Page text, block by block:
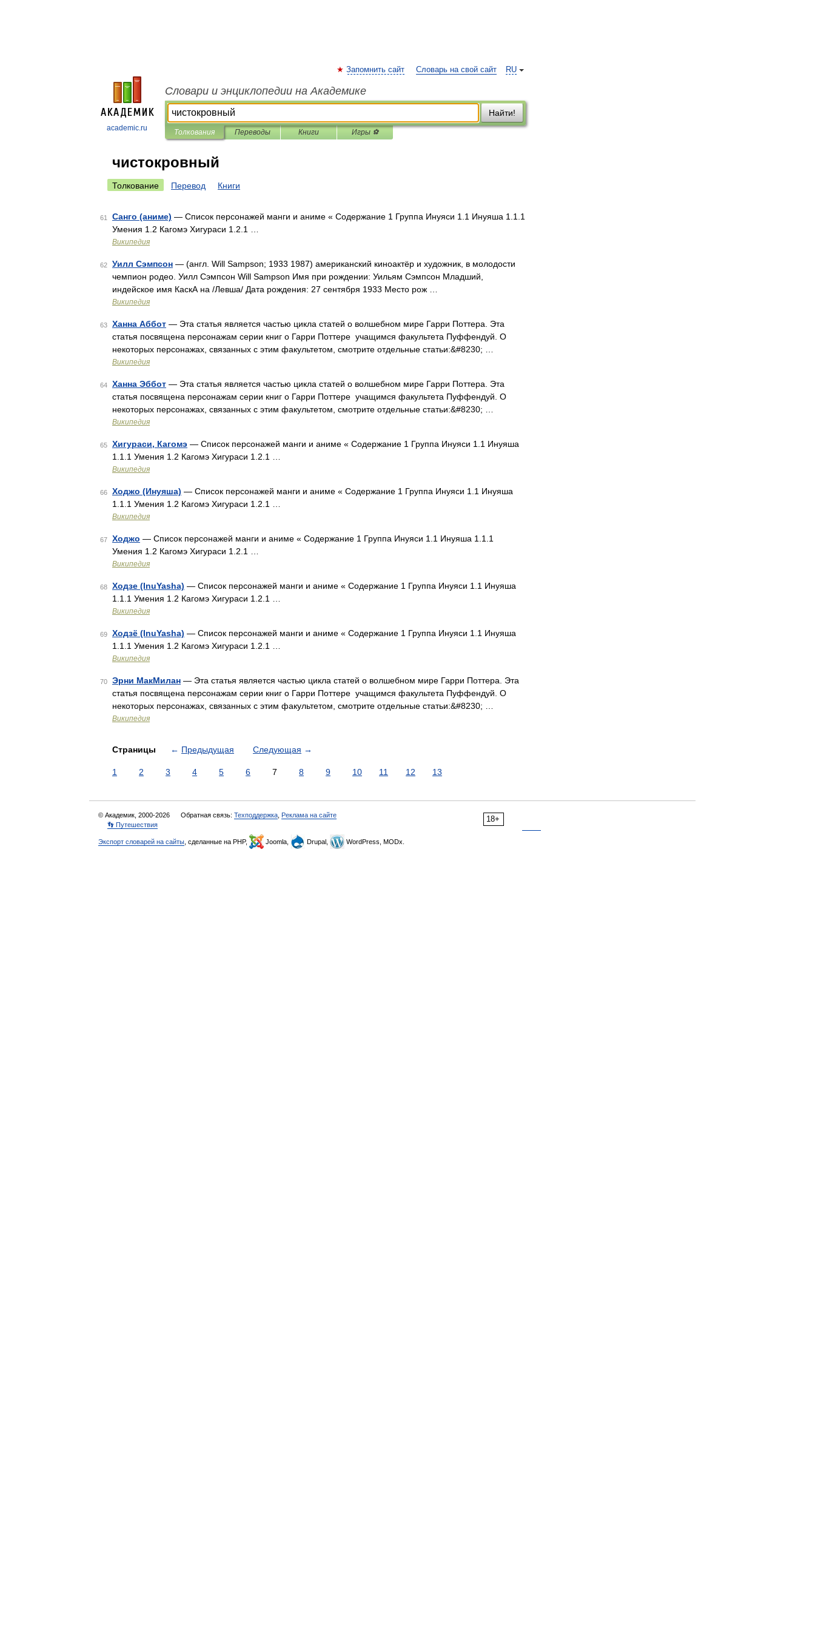
academic.ru
RU
Запомнить сайт Словарь на свой сайт
Словари и энциклопедии на Академике
Найти!
Толкования Переводы Книги Игры ⚽
чистокровный
Толкование Перевод Книги
61 Санго (аниме) — Список персонажей манги и аниме « Содержание 1 Группа Инуяси 1.1 Инуяша 1.1.1
Умения 1.2 Кагомэ Хигураси 1.2.1 …
Википедия
62 Уилл Сэмпсон — (англ. Will Sampson; 1933 1987) американский киноактёр и художник, в молодости
чемпион родео. Уилл Сэмпсон Will Sampson Имя при рождении: Уильям Сэмпсон Младший,
индейское имя КаскА на /Левша/ Дата рождения: 27 сентября 1933 Место рож …
Википедия
63 Ханна Аббот — Эта статья является частью цикла статей о волшебном мире Гарри Поттера. Эта
статья посвящена персонажам серии книг о Гарри Поттере учащимся факультета Пуффендуй. О
некоторых персонажах, связанных с этим факультетом, смотрите отдельные статьи:&#8230; …
Википедия
64 Ханна Эббот — Эта статья является частью цикла статей о волшебном мире Гарри Поттера. Эта
статья посвящена персонажам серии книг о Гарри Поттере учащимся факультета Пуффендуй. О
некоторых персонажах, связанных с этим факультетом, смотрите отдельные статьи:&#8230; …
Википедия
65 Хигураси, Кагомэ — Список персонажей манги и аниме « Содержание 1 Группа Инуяси 1.1 Инуяша
1.1.1 Умения 1.2 Кагомэ Хигураси 1.2.1 …
Википедия
66 Ходжо (Инуяша) — Список персонажей манги и аниме « Содержание 1 Группа Инуяси 1.1 Инуяша
1.1.1 Умения 1.2 Кагомэ Хигураси 1.2.1 …
Википедия
67 Ходжо — Список персонажей манги и аниме « Содержание 1 Группа Инуяси 1.1 Инуяша 1.1.1
Умения 1.2 Кагомэ Хигураси 1.2.1 …
Википедия
68 Ходзе (InuYasha) — Список персонажей манги и аниме « Содержание 1 Группа Инуяси 1.1 Инуяша
1.1.1 Умения 1.2 Кагомэ Хигураси 1.2.1 …
Википедия
69 Ходзё (InuYasha) — Список персонажей манги и аниме « Содержание 1 Группа Инуяси 1.1 Инуяша
1.1.1 Умения 1.2 Кагомэ Хигураси 1.2.1 …
Википедия
70 Эрни МакМилан — Эта статья является частью цикла статей о волшебном мире Гарри Поттера. Эта
статья посвящена персонажам серии книг о Гарри Поттере учащимся факультета Пуффендуй. О
некоторых персонажах, связанных с этим факультетом, смотрите отдельные статьи:&#8230; …
Википедия
Страницы ← Предыдущая Следующая →
1 2 3 4 5 6 7 8 9 10 11 12 13
18+
© Академик, 2000-2026 Обратная связь: Техподдержка Реклама на сайте
👣 Путешествия
Экспорт словарей на сайты , сделанные на PHP, Joomla, Drupal, WordPress, MODx.